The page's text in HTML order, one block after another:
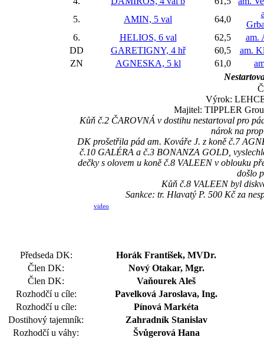
5.
AMIN, 5 val 64,0
6.
HELIOS, 6 val 62,5
am.
DD
GARETIGNY, 4 hř 60,5
am.
ZN
AGNESKA, 5 kl 61,0
Výrok:
Majitel: TIPPLER
Kůň č.2 ČAROVNÁ v dostihu nestartoval pro
nárok na
DK prošetřila pád am. Kováře J. z koně č.7
č.10 GALÉRA a č.3 BONANZA GOLD,
dečky s olovem u koně č.8 VALEEN v oblouku
došlo
Kůň č.8 VALEEN byl
Sankce: tr. Hlavatý P. 500 Kč za
video
Předseda DK:
Horák František, MVDr.
Člen DK:
Nový Otakar, Mgr.
Člen DK:
Vaňourek Aleš
Rozhodčí u cíle:
Pavelková Jaroslava, Ing.
Rozhodčí u cíle:
Pínová Markéta
Dostihový tajemník:
Zahradník Stanislav
Rozhodčí u váhy:
Švůgerová Hana